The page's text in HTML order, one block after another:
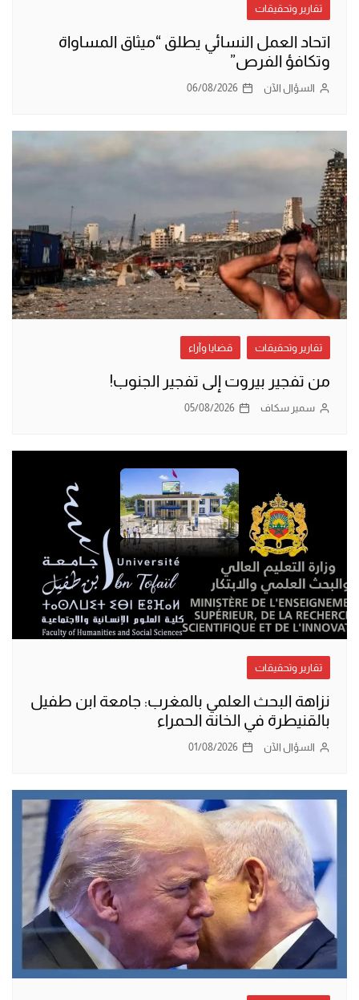
تقارير وتحقيقات
اتحاد العمل النسائي يطلق “ميثاق المساواة
وتكافؤ الفرص”
السؤال الآن 06/08/2026
تقارير وتحقيقات قضايا وآراء
من تفجير بيروت إلى تفجير الجنوب!
سمير سكاف 05/08/2026
تقارير وتحقيقات
نزاهة البحث العلمي بالمغرب: جامعة ابن طفيل
بالقنيطرة في الخانة الحمراء
السؤال الآن 01/08/2026